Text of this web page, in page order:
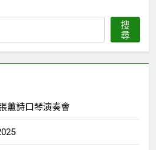
搜
尋
蕙詩口琴演奏會